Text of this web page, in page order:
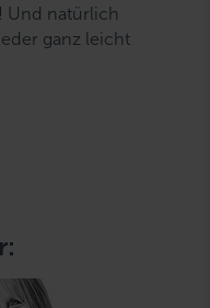
Und natürlich
ganz leicht